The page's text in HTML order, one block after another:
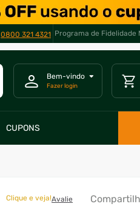
0800 321 4321 Programa de Fidelidade
CUPONS
Clique e veja!Avalie